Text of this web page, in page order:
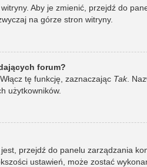
Aby je zmienić, przejdź do
na górze stron witryny.
forum?
. Włącz tę funkcję, zaznaczając Tak.
użytkowników.
przejdź do panelu zarządzania
ustawień, może zostać